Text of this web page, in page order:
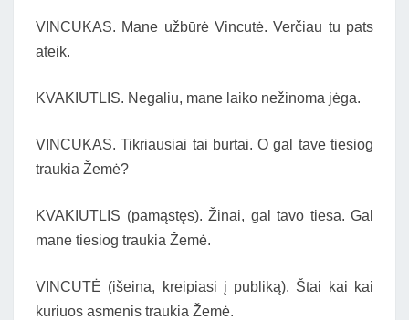
VINCUKAS. Mane užbūrė Vincutė. Verčiau tu pats
ateik.
KVAKIUTLIS. Negaliu, mane laiko nežinoma jėga.
VINCUKAS. Tikriausiai tai burtai. O gal tave tiesiog
traukia Žemė?
KVAKIUTLIS (pamąstęs). Žinai, gal tavo tiesa. Gal
mane tiesiog traukia Žemė.
VINCUTĖ (išeina, kreipiasi į publiką). Štai kai kai
kuriuos asmenis traukia Žemė.